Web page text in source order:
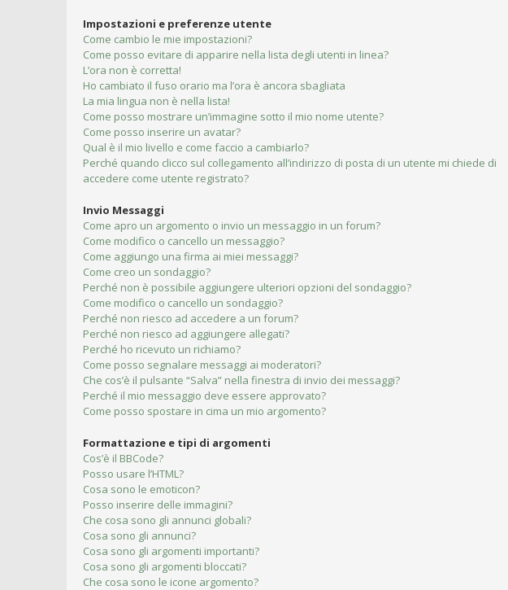
Impostazioni e preferenze utente
Come cambio le mie impostazioni?
Come posso evitare di apparire nella lista degli utenti in linea?
L’ora non è corretta!
Ho cambiato il fuso orario ma l’ora è ancora sbagliata
La mia lingua non è nella lista!
Come posso mostrare un’immagine sotto il mio nome utente?
Come posso inserire un avatar?
Qual è il mio livello e come faccio a cambiarlo?
Perché quando clicco sul collegamento all’indirizzo di posta di un utente mi chiede di
accedere come utente registrato?
Invio Messaggi
Come apro un argomento o invio un messaggio in un forum?
Come modifico o cancello un messaggio?
Come aggiungo una firma ai miei messaggi?
Come creo un sondaggio?
Perché non è possibile aggiungere ulteriori opzioni del sondaggio?
Come modifico o cancello un sondaggio?
Perché non riesco ad accedere a un forum?
Perché non riesco ad aggiungere allegati?
Perché ho ricevuto un richiamo?
Come posso segnalare messaggi ai moderatori?
Che cos’è il pulsante “Salva” nella finestra di invio dei messaggi?
Perché il mio messaggio deve essere approvato?
Come posso spostare in cima un mio argomento?
Formattazione e tipi di argomenti
Cos’è il BBCode?
Posso usare l’HTML?
Cosa sono le emoticon?
Posso inserire delle immagini?
Che cosa sono gli annunci globali?
Cosa sono gli annunci?
Cosa sono gli argomenti importanti?
Cosa sono gli argomenti bloccati?
Che cosa sono le icone argomento?